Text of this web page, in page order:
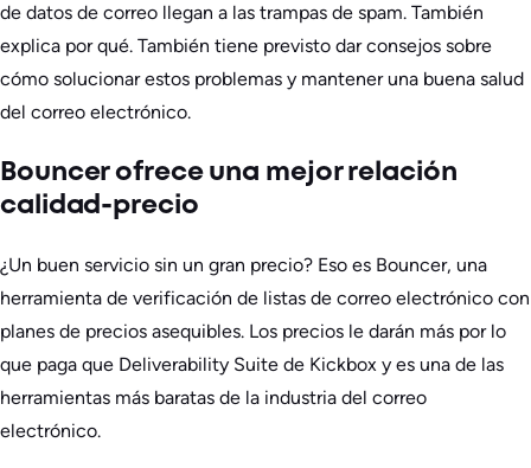
de datos de correo llegan a las trampas de spam. También
explica por qué. También tiene previsto dar consejos sobre
cómo solucionar estos problemas y mantener una buena salud
del correo electrónico.
Bouncer ofrece una mejor relación
calidad-precio
¿Un buen servicio sin un gran precio? Eso es Bouncer, una
herramienta de verificación de listas de correo electrónico con
planes de precios asequibles. Los precios le darán más por lo
que paga que Deliverability Suite de Kickbox y es una de las
herramientas más baratas de la industria del correo
electrónico.